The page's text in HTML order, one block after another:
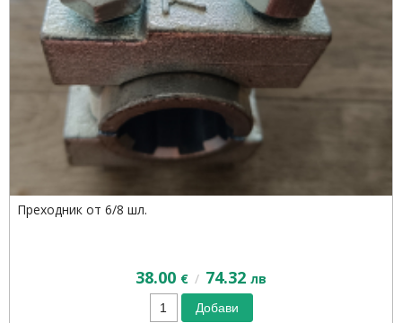
Преходник от 6/8 шл.
38.00 € / 74.32 лв
Добави